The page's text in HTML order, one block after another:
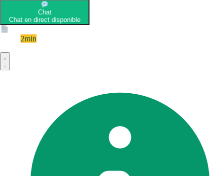
Chat
Chat en direct disponible
2min